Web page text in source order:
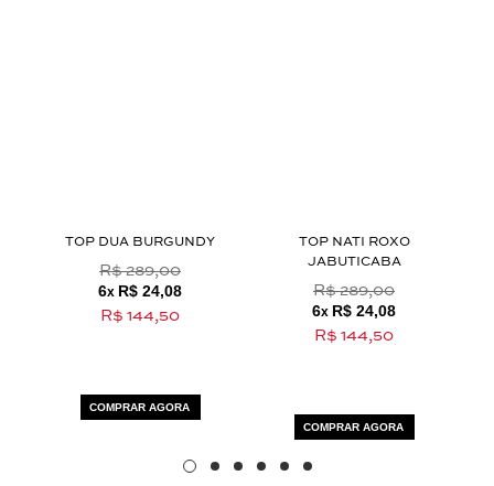
TOP DUA BURGUNDY
R$ 289,00
6x R$ 24,08
R$ 144,50
COMPRAR AGORA
TOP NATI ROXO
JABUTICABA
R$ 289,00
6x R$ 24,08
R$ 144,50
COMPRAR AGORA